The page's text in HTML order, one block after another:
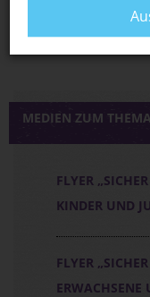
UMS S-BAHN-
MEDIEN ZUM THEMA
FLYER
KINDER UND
FLYER
ERWACHSENE